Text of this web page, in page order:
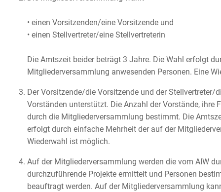
• einen Vorsitzenden/eine Vorsitzende und
• einen Stellvertreter/eine Stellvertreterin
Die Amtszeit beider beträgt 3 Jahre. Die Wahl erfolgt
Mitgliederversammlung anwesenden Personen. Eine
Der Vorsitzende/die Vorsitzende und der Stellvertreter/
Vorständen unterstützt. Die Anzahl der Vorstände, ihre
durch die Mitgliederversammlung bestimmt. Die
erfolgt durch einfache Mehrheit der auf der
Wiederwahl ist möglich.
Auf der Mitgliederversammlung werden die vom AIW
durchzuführende Projekte ermittelt und Personen
beauftragt werden. Auf der Mitgliederversammlung